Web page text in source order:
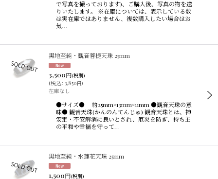
で写真を撮っております)、ご購入後、写真の物を送
りいたします。 ※在庫については、表示している数
は実在庫ではありません、複数購入したい場合はお
気…
黒地至純・観音菩提天珠 25mm
3,500円(税別)
(税込: 3,850円)
在庫なし
●サイズ● 約25mm×13mm×11mm ●観音天珠の意
味● 観音天珠(かんのんてんじゅ) 観音天珠とは、神
安定・不安解消に良いとされ、厄災を防ぎ、持ち主
の平和や幸福を守って…
黒地至純・水蓮花天珠 25mm
1,500円(税別)